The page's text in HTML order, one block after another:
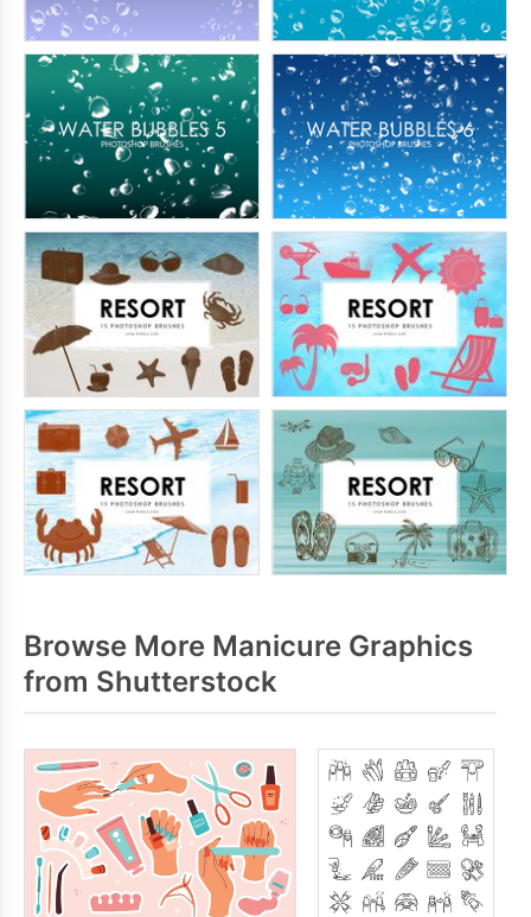
Browse More Manicure Graphics
from Shutterstock